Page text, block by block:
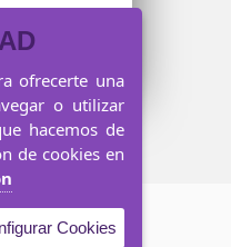
ofrecerte una
o utilizar
hacemos de
de cookies en
Cookies